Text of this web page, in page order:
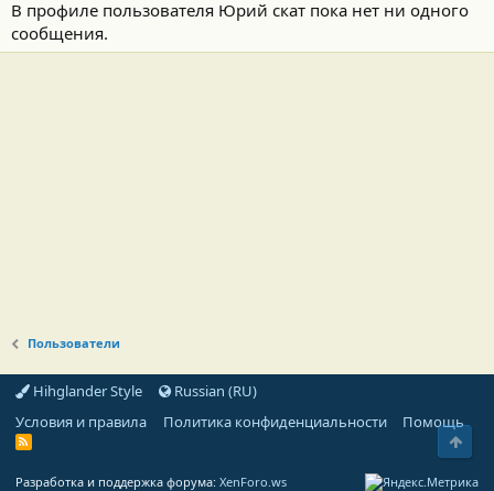
В профиле пользователя Юрий скат пока нет ни одного
сообщения.
Пользователи
Hihglander Style
Russian (RU)
Условия и правила
Политика конфиденциальности Помощь
R
Разработка и поддержка форума: XenForo.ws